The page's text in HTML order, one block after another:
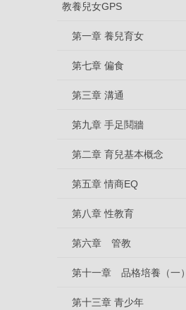
教養兒女GPS
第一章 養兒育女
第七章 偏食
第三章 溝通
第九章 手足鬩牆
第二章 育兒基本概念
第五章 情商EQ
第八章 性教育
第六章 管教
第十一章 品格培養（一）
第十三章 青少年